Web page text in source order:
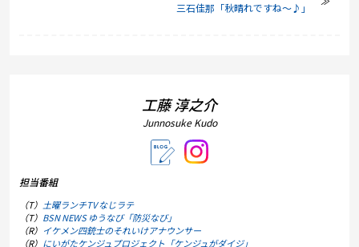
三石佳那「秋晴れですね～♪」
工藤 淳之介
Junnosuke Kudo
担当番組
（T） 土曜ランチTV なじラテ
（T） BSN NEWS ゆうなび「防災なび」
（R） イケメン四銃士のそれいけアナウンサー
（R） にいがたケンジュプロジェクト「ケンジュがダイジ」